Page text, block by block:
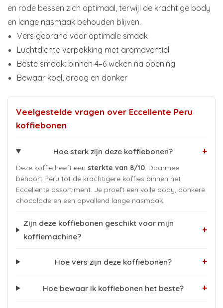
en rode bessen zich optimaal, terwijl de krachtige body
en lange nasmaak behouden blijven.
Vers gebrand voor optimale smaak
Luchtdichte verpakking met aromaventiel
Beste smaak: binnen 4–6 weken na opening
Bewaar koel, droog en donker
Veelgestelde vragen over Eccellente Peru
koffiebonen
Hoe sterk zijn deze koffiebonen? +
Deze koffie heeft een sterkte van 8/10. Daarmee
behoort Peru tot de krachtigere koffies binnen het
Eccellente assortiment. Je proeft een volle body, donkere
chocolade en een opvallend lange nasmaak.
Zijn deze koffiebonen geschikt voor mijn
koffiemachine?
+
Hoe vers zijn deze koffiebonen? +
Hoe bewaar ik koffiebonen het beste? +